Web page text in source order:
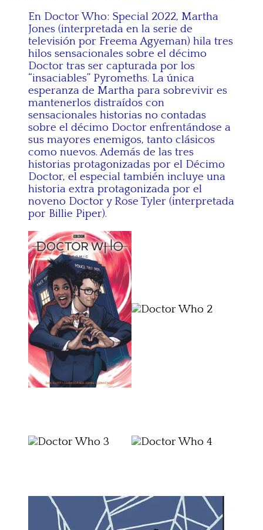
En Doctor Who: Special 2022, Martha
Jones (interpretada en la serie de
televisión por Freema Agyeman) hila tres
hilos sensacionales sobre el décimo
Doctor tras ser capturada por los
“insaciables” Pyromeths. La única
esperanza de Martha para sobrevivir es
mantenerlos distraídos con
sensacionales historias no contadas
sobre el décimo Doctor enfrentándose a
sus mayores enemigos, tanto clásicos
como nuevos. Además de las tres
historias protagonizadas por el Décimo
Doctor, el especial también incluye una
historia extra protagonizada por el
noveno Doctor y Rose Tyler (interpretada
por Billie Piper).